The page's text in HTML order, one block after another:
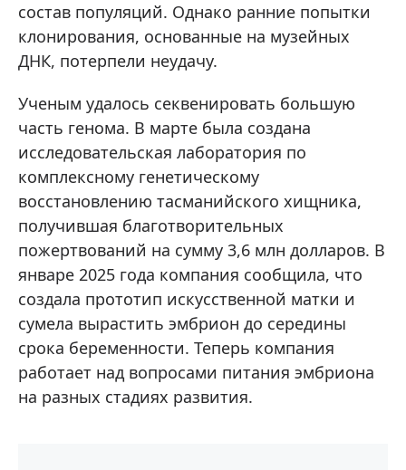
состав популяций. Однако ранние попытки
клонирования, основанные на музейных
ДНК, потерпели неудачу.
Ученым удалось секвенировать большую
часть генома. В марте была создана
исследовательская лаборатория по
комплексному генетическому
восстановлению тасманийского хищника,
получившая благотворительных
пожертвований на сумму 3,6 млн долларов. В
январе 2025 года компания сообщила, что
создала прототип искусственной матки и
сумела вырастить эмбрион до середины
срока беременности. Теперь компания
работает над вопросами питания эмбриона
на разных стадиях развития.